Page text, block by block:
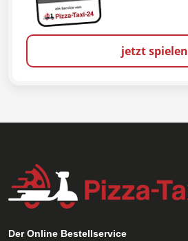
jetzt spielen
Der Online Bestellservice